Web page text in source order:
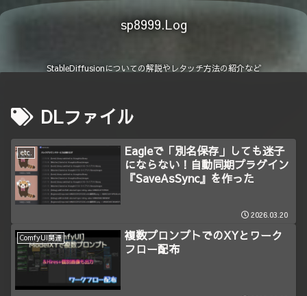
sp8999.Log
StableDiffusionについての解説やレタッチ方法の紹介など
DLファイル
etc.
Eagleで「別名保存」しても迷子
にならない！自動同期プラグイン
『SaveAsSync』を作った
2026.03.20
ComfyUI関連
複数プロンプトでのXYとワーク
フロー配布